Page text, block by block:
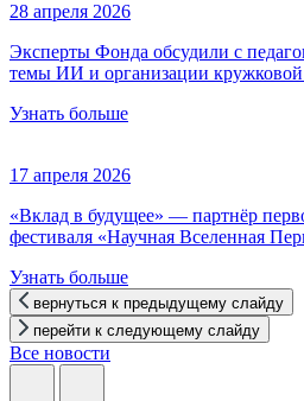
28 апреля 2026
Эксперты Фонда обсудили с
темы ИИ и организации кружковой
Узнать больше
17 апреля 2026
«Вклад в будущее» — партнёр
фестиваля «Научная Вселенная
Узнать больше
вернуться к предыдущему слайду
перейти к следующему слайду
Все новости